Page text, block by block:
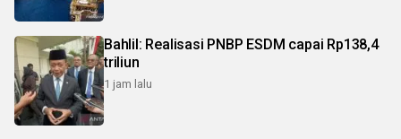
Bahlil: Realisasi PNBP ESDM capai Rp138,4
triliun
1 jam lalu